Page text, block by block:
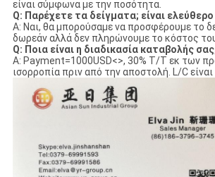
είναι σύμφωνα με την ποσότητα.
Q: Παρέχετε τα δείγματα; είναι
Α: Ναι, θα μπορούσαμε να προσφέρουμε το
δωρεάν αλλά δεν πληρώνουμε το κόστος
Q: Ποια είναι η διαδικασία καταβολής
Α: Payment=1000USD<>, 30% T/T εκ των
ισορροπία πριν από την αποστολή. L/C είναι